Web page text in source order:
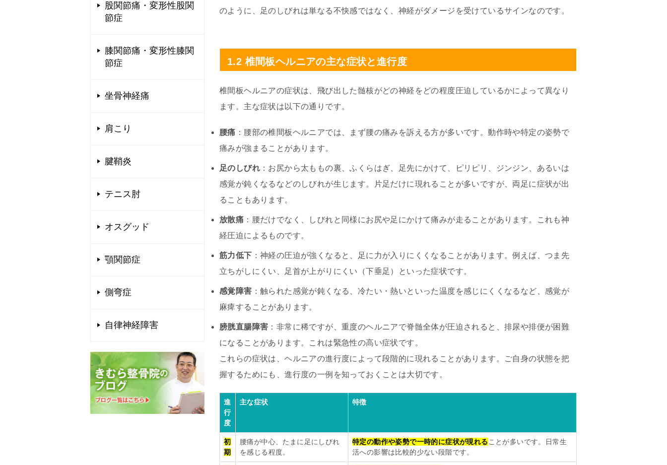
のように、足のしびれは単なる不快感ではなく、神経がダメージを受けているサインなのです。
1.2 椎間板ヘルニアの主な症状と進行度
椎間板ヘルニアの症状は、飛び出した髄核がどの神経をどの程度圧迫しているかによって異なり
ます。主な症状は以下の通りです。
腰痛 ：腰部の椎間板ヘルニアでは、まず腰の痛みを訴える方が多いです。動作時や特定の姿勢で
痛みが強まることがあります。
足のしびれ ：お尻から太ももの裏、ふくらはぎ、足先にかけて、ピリピリ、ジンジン、あるいは
感覚が鈍くなるなどのしびれが生じます。片足だけに現れることが多いですが、両足に症状が出
ることもあります。
放散痛 ：腰だけでなく、しびれと同様にお尻や足にかけて痛みが走ることがあります。これも神
経圧迫によるものです。
筋力低下 ：神経の圧迫が強くなると、足に力が入りにくくなることがあります。例えば、つま先
立ちがしにくい、足首が上がりにくい（下垂足）といった症状です。
感覚障害 ：触られた感覚が鈍くなる、冷たい・熱いといった温度を感じにくくなるなど、感覚が
麻痺することがあります。
膀胱直腸障害 ：非常に稀ですが、重度のヘルニアで脊髄全体が圧迫されると、排尿や排便が困難
になることがあります。これは緊急性の高い症状です。
これらの症状は、ヘルニアの進行度によって段階的に現れることがあります。ご自身の状態を把
握するためにも、進行度の一例を知っておくことは大切です。
進
行
度
主な症状 特徴
初
期
腰痛が中心、たまに足にしびれ
を感じる程度。
特定の動作や姿勢で一時的に症状が現れる ことが多いです。日常生
活への影響は比較的少ない段階です。
股関節痛・変形性股関
節症
膝関節痛・変形性膝関
節症
坐骨神経痛
肩こり
腱鞘炎
テニス肘
オスグッド
顎関節症
側弯症
自律神経障害